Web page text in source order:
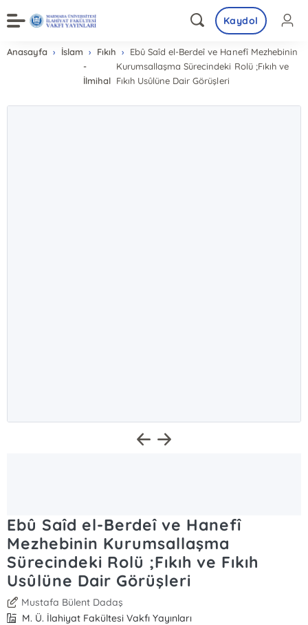
Kaydol
Anasayfa İslam
Fıkıh
-
İlmihal
Ebû Saîd el-Berdeî ve Hanefî Mezhebinin
Kurumsallaşma Sürecindeki Rolü ;Fıkıh ve
Fıkıh Usûlüne Dair Görüşleri
Ebû Saîd el-Berdeî ve Hanefî
Mezhebinin Kurumsallaşma
Sürecindeki Rolü ;Fıkıh ve Fıkıh
Usûlüne Dair Görüşleri
Mustafa Bülent Dadaş
M. Ü. İlahiyat Fakültesi Vakfı Yayınları